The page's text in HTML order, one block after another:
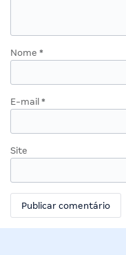
Nome *
E-mail *
Site